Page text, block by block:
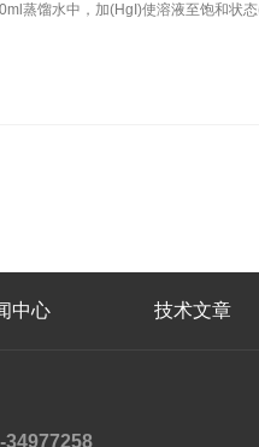
蒸馏水中，加(HgI)使溶液至饱和状
中心 技术文章
34977258